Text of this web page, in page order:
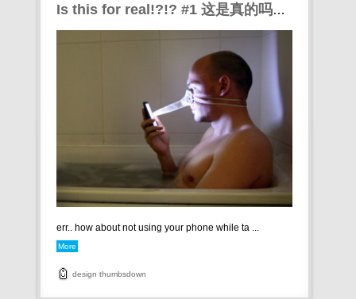
Is this for real!?!? #1 这是真的吗？＃1
err.. how about not using your phone while ta ...
More
design thumbsdown